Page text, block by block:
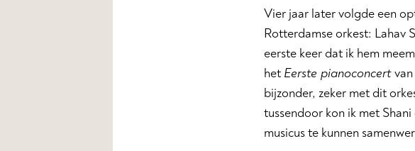
Vier jaar later volgde een
Rotterdamse orkest: Lahav
eerste keer dat ik hem
het Eerste pianoconcert
bijzonder, zeker met dit
tussendoor kon ik met
musicus te kunnen